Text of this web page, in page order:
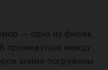
— одна из фишек
промежутках между
аниме погружены